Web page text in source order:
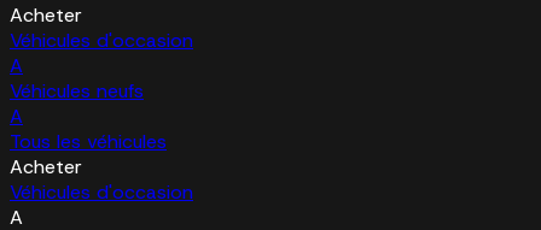
Acheter
Véhicules d'occasion
A
Véhicules neufs
A
Tous les véhicules
Acheter
Véhicules d'occasion
A